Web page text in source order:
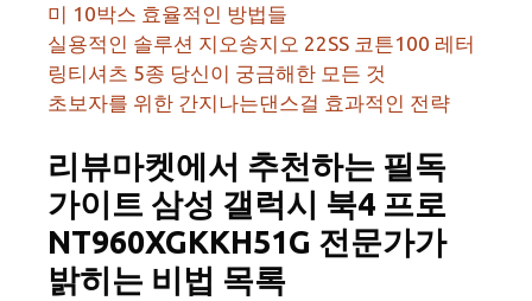
미 10박스 효율적인 방법들
실용적인 솔루션 지오송지오 22SS 코튼100 레터
링티셔츠 5종 당신이 궁금해한 모든 것
초보자를 위한 간지나는댄스걸 효과적인 전략
리뷰마켓에서 추천하는 필독
가이트 삼성 갤럭시 북4 프로
NT960XGKKH51G 전문가가
밝히는 비법 목록